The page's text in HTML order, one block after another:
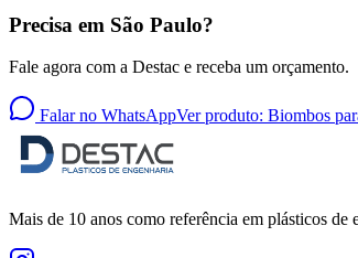
Precisa em São Paulo?
Fale agora com a Destac e receba um orçamento.
Falar no WhatsAppVer produto: Biombos
Mais de 10 anos como referência em plásticos